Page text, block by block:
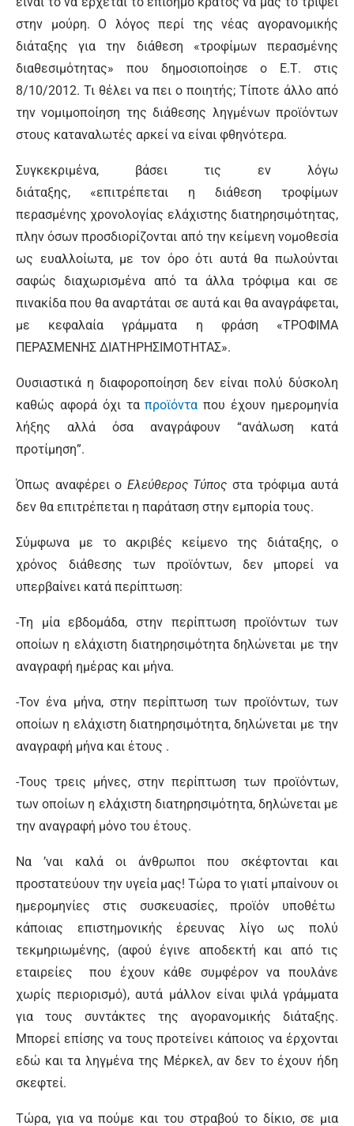
στην μούρη. Ο λόγος περί της νέας αγορανομικής
διάταξης για την διάθεση «τροφίμων περασμένης
διαθεσιμότητας» που δημοσιοποίησε ο Ε.Τ. στις
8/10/2012. Τι θέλει να πει ο ποιητής; Τίποτε άλλο από
την νομιμοποίηση της διάθεσης ληγμένων προϊόντων
στους καταναλωτές αρκεί να είναι φθηνότερα.
Συγκεκριμένα, βάσει τις εν λόγω
διάταξης, «επιτρέπεται η διάθεση τροφίμων
περασμένης χρονολογίας ελάχιστης διατηρησιμότητας,
πλην όσων προσδιορίζονται από την κείμενη νομοθεσία
ως ευαλλοίωτα, με τον όρο ότι αυτά θα πωλούνται
σαφώς διαχωρισμένα από τα άλλα τρόφιμα και σε
πινακίδα που θα αναρτάται σε αυτά και θα αναγράφεται,
με κεφαλαία γράμματα η φράση «ΤΡΟΦΙΜΑ
ΠΕΡΑΣΜΕΝΗΣ ΔΙΑΤΗΡΗΣΙΜΟΤΗΤΑΣ».
Ουσιαστικά η διαφοροποίηση δεν είναι πολύ δύσκολη
καθώς αφορά όχι ταπροϊόντα που έχουν ημερομηνία
λήξης αλλά όσα αναγράφουν “ανάλωση κατά
προτίμηση”.
Όπως αναφέρει ο Ελεύθερος Τύπος στα τρόφιμα αυτά
δεν θα επιτρέπεται η παράταση στην εμπορία τους.
Σύμφωνα με το ακριβές κείμενο της διάταξης, ο
χρόνος διάθεσης των προϊόντων, δεν μπορεί να
υπερβαίνει κατά περίπτωση:
-Τη μία εβδομάδα, στην περίπτωση προϊόντων των
οποίων η ελάχιστη διατηρησιμότητα δηλώνεται με την
αναγραφή ημέρας και μήνα.
-Τον ένα μήνα, στην περίπτωση των προϊόντων, των
οποίων η ελάχιστη διατηρησιμότητα, δηλώνεται με την
αναγραφή μήνα και έτους .
-Τους τρεις μήνες, στην περίπτωση των προϊόντων,
των οποίων η ελάχιστη διατηρησιμότητα, δηλώνεται με
την αναγραφή μόνο του έτους.
Να ’ναι καλά οι άνθρωποι που σκέφτονται και
προστατεύουν την υγεία μας! Τώρα το γιατί μπαίνουν οι
ημερομηνίες στις συσκευασίες, προϊόν υποθέτω
κάποιας επιστημονικής έρευνας λίγο ως πολύ
τεκμηριωμένης, (αφού έγινε αποδεκτή και από τις
εταιρείες που έχουν κάθε συμφέρον να πουλάνε
χωρίς περιορισμό), αυτά μάλλον είναι ψιλά γράμματα
για τους συντάκτες της αγορανομικής διάταξης.
Μπορεί επίσης να τους προτείνει κάποιος να έρχονται
εδώ και τα ληγμένα της Μέρκελ, αν δεν το έχουν ήδη
σκεφτεί.
Τώρα, για να πούμε και του στραβού το δίκιο, σε μια